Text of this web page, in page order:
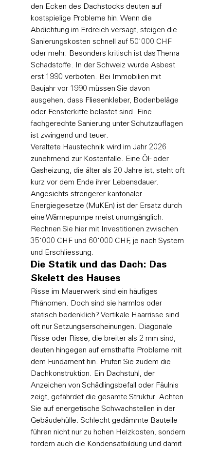
den Ecken des Dachstocks deuten auf
kostspielige Probleme hin. Wenn die
Abdichtung im Erdreich versagt, steigen die
Sanierungskosten schnell auf 50'000 CHF
oder mehr. Besonders kritisch ist das Thema
Schadstoffe. In der Schweiz wurde Asbest
erst 1990 verboten. Bei Immobilien mit
Baujahr vor 1990 müssen Sie davon
ausgehen, dass Fliesenkleber, Bodenbeläge
oder Fensterkitte belastet sind. Eine
fachgerechte Sanierung unter Schutzauflagen
ist zwingend und teuer.
Veraltete Haustechnik wird im Jahr 2026
zunehmend zur Kostenfalle. Eine Öl- oder
Gasheizung, die älter als 20 Jahre ist, steht oft
kurz vor dem Ende ihrer Lebensdauer.
Angesichts strengerer kantonaler
Energiegesetze (MuKEn) ist der Ersatz durch
eine Wärmepumpe meist unumgänglich.
Rechnen Sie hier mit Investitionen zwischen
35'000 CHF und 60'000 CHF, je nach System
und Erschliessung.
Die Statik und das Dach: Das
Skelett des Hauses
Risse im Mauerwerk sind ein häufiges
Phänomen. Doch sind sie harmlos oder
statisch bedenklich? Vertikale Haarrisse sind
oft nur Setzungserscheinungen. Diagonale
Risse oder Risse, die breiter als 2 mm sind,
deuten hingegen auf ernsthafte Probleme mit
dem Fundament hin. Prüfen Sie zudem die
Dachkonstruktion. Ein Dachstuhl, der
Anzeichen von Schädlingsbefall oder Fäulnis
zeigt, gefährdet die gesamte Struktur. Achten
Sie auf energetische Schwachstellen in der
Gebäudehülle. Schlecht gedämmte Bauteile
führen nicht nur zu hohen Heizkosten, sondern
fördern auch die Kondensatbildung und damit